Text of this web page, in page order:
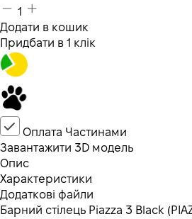
1
Додати в кошик
Придбати в 1 клік
Оплата Частинами
Завантажити 3D модель
Опис
Характеристики
Додаткові файли
Барний стілець Piazza 3 Black